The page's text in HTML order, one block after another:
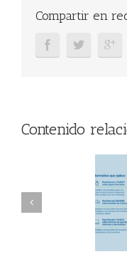
Compartir en
Contenido
AAEL y